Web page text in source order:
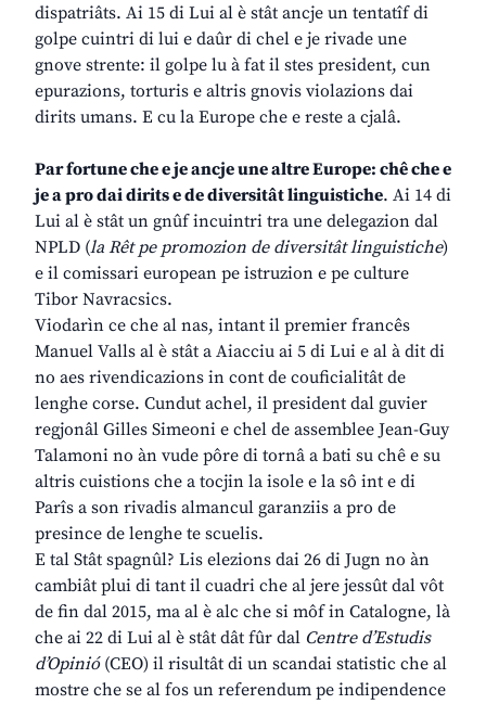
dispatriâts. Ai 15 di Lui al è stât ancje un tentatîf di
golpe cuintri di lui e daûr di chel e je rivade une
gnove strente: il golpe lu à fat il stes president, cun
epurazions, torturis e altris gnovis violazions dai
dirits umans. E cu la Europe che e reste a cjalâ.
Par fortune che e je ancje une altre Europe: chê che e
je a pro dai dirits e de diversitât linguistiche. Ai 14 di
Lui al è stât un gnûf incuintri tra une delegazion dal
NPLD (la Rêt pe promozion de diversitât linguistiche)
e il comissari european pe istruzion e pe culture
Tibor Navracsics.
Viodarìn ce che al nas, intant il premier francês
Manuel Valls al è stât a Aiacciu ai 5 di Lui e al à dit di
no aes rivendicazions in cont de couficialitât de
lenghe corse. Cundut achel, il president dal guvier
regjonâl Gilles Simeoni e chel de assemblee Jean-Guy
Talamoni no àn vude pôre di tornâ a bati su chê e su
altris cuistions che a tocjin la isole e la sô int e di
Parîs a son rivadis almancul garanziis a pro de
presince de lenghe te scuelis.
E tal Stât spagnûl? Lis elezions dai 26 di Jugn no àn
cambiât plui di tant il cuadri che al jere jessût dal vôt
de fin dal 2015, ma al è alc che si môf in Catalogne, là
che ai 22 di Lui al è stât dât fûr dal Centre d’Estudis
d’Opinió(CEO) il risultât di un scandai statistic che al
mostre che se al fos un referendum pe indipendence